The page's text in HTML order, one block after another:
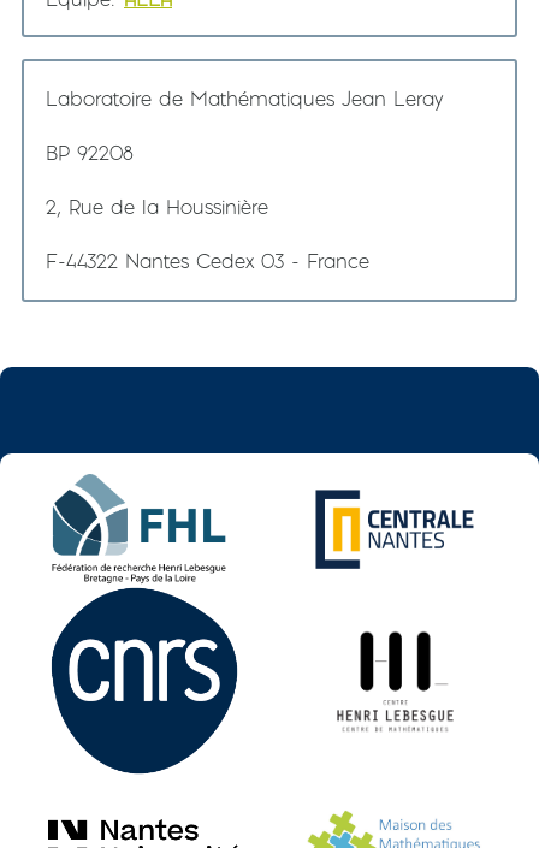
Laboratoire de Mathématiques Jean Leray
BP 92208
2, Rue de la Houssinière
F-44322 Nantes Cedex 03 - France